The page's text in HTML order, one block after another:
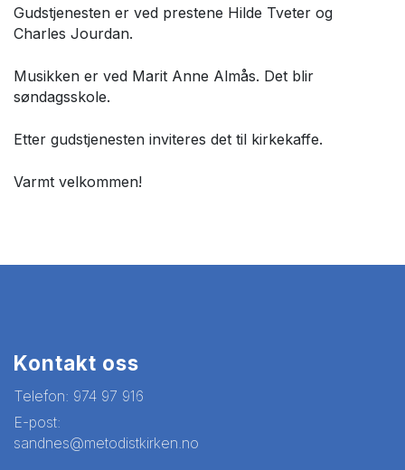
Gudstjenesten er ved prestene Hilde Tveter og
Charles Jourdan.
Musikken er ved Marit Anne Almås. Det blir
søndagsskole.
Etter gudstjenesten inviteres det til kirkekaffe.
Varmt velkommen!
Kontakt oss
Telefon: 974 97 916
E-post:
sandnes@metodistkirken.no